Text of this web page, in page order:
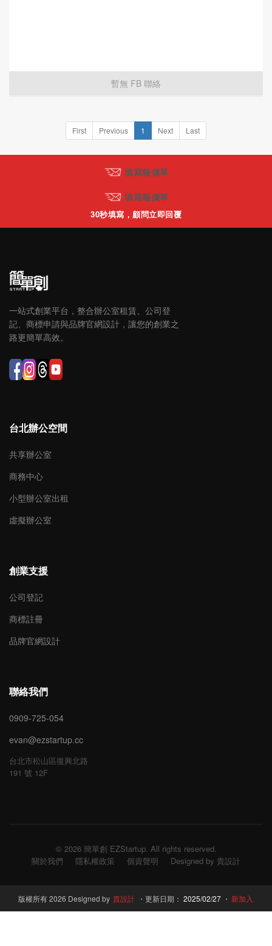
暫無 FB 聯絡
First Previous 1 Next Last
填寫報價單
填寫報價單
30秒填寫，顧問立即回覆
一站式創業平台，整合辦公室租賃、公司登
記、商標申請與品牌官網設計，讓您的創業之
路更簡單高效。
台北辦公空間
共享辦公室
商務中心
小型辦公室出租
虛擬辦公室
創業支援
公司登記
商標註冊
品牌官網設計
聯絡我們
0909-725-054
evan@ezstartup.cc
台北市松山區復興北路
191 號 12F
© 2026 簡單創 EZStartup. All rights reserved.
關於我們
隱私權政策 個資聲明 Designed by 貴設計
版權所有 2026 Designed by 貴設計 ・更新日期： 2025/02/27・ 新加入